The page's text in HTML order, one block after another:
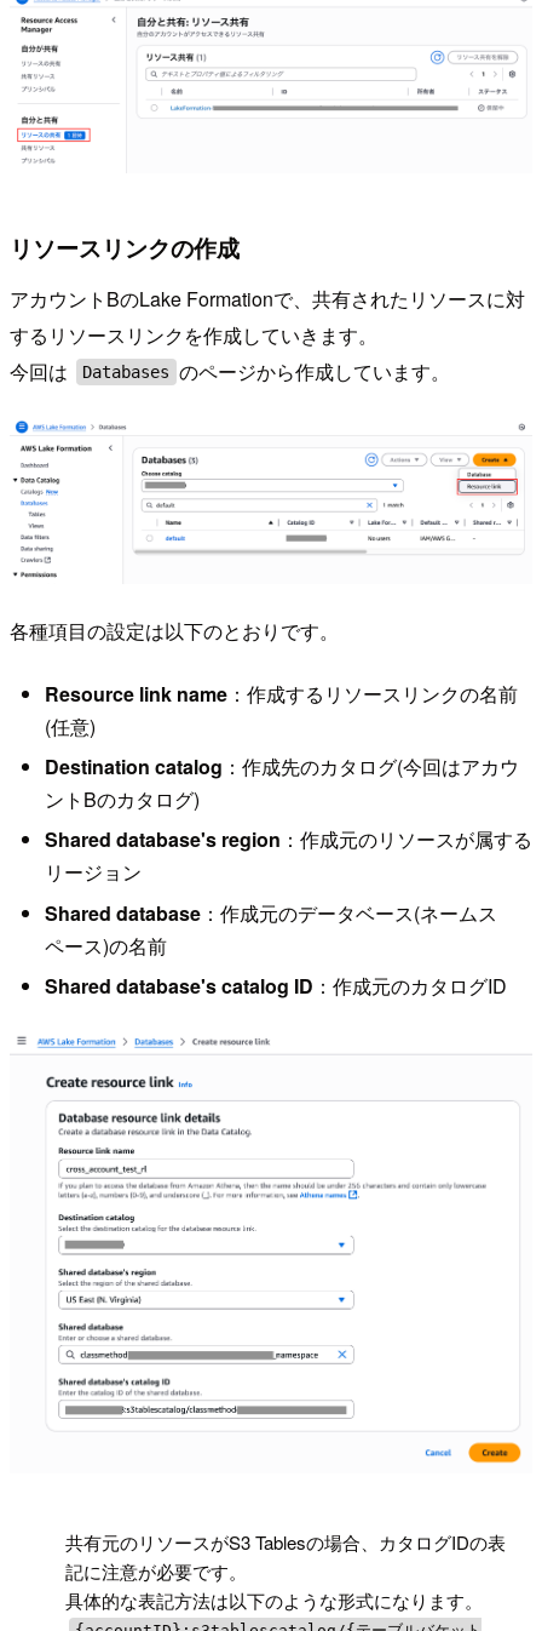
リソースリンクの作成
アカウントBのLake Formationで、共有されたリソースに対
するリソースリンクを作成していきます。
今回は
Databases のページから作成しています。
各種項目の設定は以下のとおりです。
Resource link name：作成するリソースリンクの名前
(任意)
Destination catalog ：作成先のカタログ(今回はアカウ
ントBのカタログ)
Shared database's region ：作成元のリソースが属する
リージョン
Shared database：作成元のデータベース(ネームス
ペース)の名前
Shared database's catalog ID ：作成元のカタログID
共有元のリソースがS3 Tablesの場合、カタログIDの表
記に注意が必要です。
具体的な表記方法は以下のような形式になります。